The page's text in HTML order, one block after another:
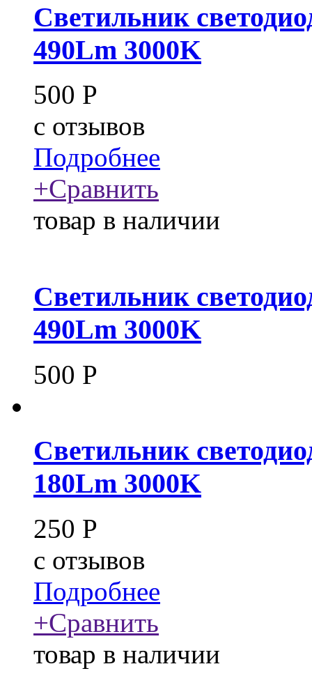
Светильник
490Lm 3000K
500 Р
c отзывов
Подробнее
+Сравнить
товар в наличии
Светильник
490Lm 3000K
500 Р
Светильник
180Lm 3000K
250 Р
c отзывов
Подробнее
+Сравнить
товар в наличии